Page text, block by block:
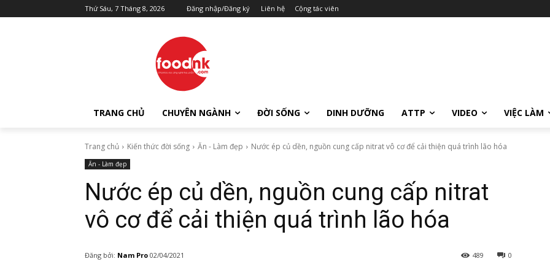
Thứ Sáu, 7 Tháng 8, 2026 Đăng nhập/Đăng ký Liên hệ Cộng tác viên
TRANG CHỦ CHUYÊN NGÀNH ĐỜI SỐNG DINH DƯỠNG ATTP VIDEO VIỆC LÀM
Trang chủ Kiến thức đời sống Ăn - Làm đẹp Nước ép củ dền, nguồn cung cấp nitrat vô cơ để cải thiện quá trình lão hóa
Ăn - Làm đẹp
Nước ép củ dền, nguồn cung cấp nitrat
vô cơ để cải thiện quá trình lão hóa
Đăng bởi: Nam Pro 02/04/2021 0
489